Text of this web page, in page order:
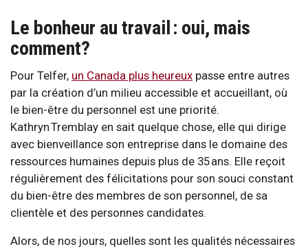
Le bonheur au travail : oui, mais
comment?
Pour Telfer, un Canada plus heureux passe entre autres
par la création d’un milieu accessible et accueillant, où
le bien-être du personnel est une priorité.
Kathryn Tremblay en sait quelque chose, elle qui dirige
avec bienveillance son entreprise dans le domaine des
ressources humaines depuis plus de 35 ans. Elle reçoit
régulièrement des félicitations pour son souci constant
du bien-être des membres de son personnel, de sa
clientèle et des personnes candidates.
Alors, de nos jours, quelles sont les qualités nécessaires